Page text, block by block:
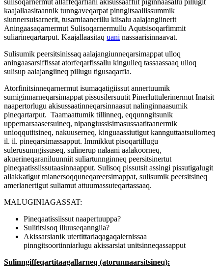
sulisoqarnermut allaffeqarfiani akisussaaffiit piginnaasallu pillugit
kaajallaasitaannik tunngaveqarpat pinngitsaaliissummik
siunnersuisarnerit, tusarniaanerillu kiisalu aalajangiinerit
Aningaasaqarnermut Sulisoqarnermullu Aqutsisoqarfimmit
suliarineqartarput. Kaajallaasitaq uani nassaarisinnaavat.
Sulisumik peersitsinissaq aalajangiunneqarsimappat ulloq
aningaasarsiffissat atorfeqarfissallu kingulleq tassaassaaq ulloq
sulisup aalajangiineq pillugu tigusaqarfia.
Atorfinitsinneqarnermut isumaqatigiissut annertuumik
sumiginnarneqarsimappat pissusilersuutit Pinerluttulerinermut Inatsit
naapertorlugu akisussaatinneqarsinnaasut nalinginnaasumik
pineqartarput. Taamaattumik tillinneq, eqqunngitsunik
uppernarsaasersuineq, nipangiussisimasussaatitaanermik
unioqqutitsineq, nakuuserneq, kinguaassiutigut kannguttaatsuliorneq
il. il. pineqarsimassapput. Immikkut pisoqartillugu
sulerusunngissuseq, sulinerup nalaani aalakoorneq,
akuerineqaraniluunniit suliartunnginneq peersitsinertut
pineqaatissiissutaasinnaapput. Sulisoq pissutsit assingi pissutigalugit
allakkatigut mianersoqquneqareersimappat, sulisumik peersitsineq
amerlanertigut suliamut attuumassuteqartassaaq.
MALUGINIAGASSAT:
Pineqaatissiissut naapertuuppa?
Sulititsisoq iliuuseqanngila?
Akissarsianik utertittariaqagaqalernissaa
pinngitsoortinniarlugu akissarsiat unitsinneqassapput
Sulinngiffeqartitaagallarneq (atorunnaarsitsineq):